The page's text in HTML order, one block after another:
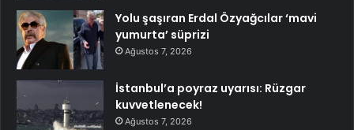
Yolu şaşıran Erdal Özyağcılar ‘mavi
yumurta’ süprizi
Ağustos 7, 2026
İstanbul’a poyraz uyarısı: Rüzgar
kuvvetlenecek!
Ağustos 7, 2026